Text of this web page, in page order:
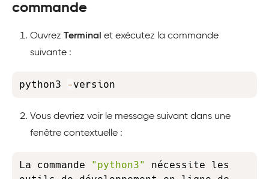
commande
Ouvrez Terminal et exécutez la commande
suivante :
python3 -version
Vous devriez voir le message suivant dans une
fenêtre contextuelle :
La commande "python3"
nécessite les